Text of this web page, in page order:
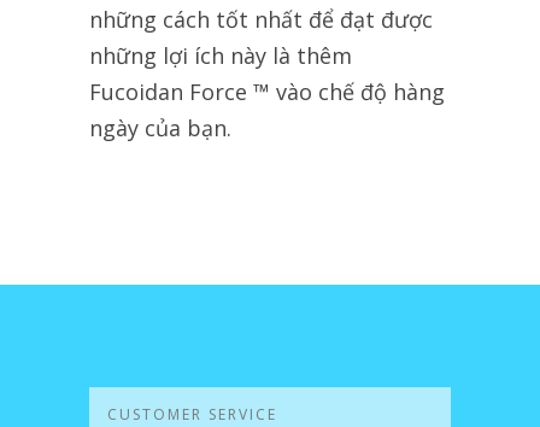
những cách tốt nhất để đạt được
những lợi ích này là thêm
Fucoidan Force ™ vào chế độ hàng
ngày của bạn.
CUSTOMER SERVICE